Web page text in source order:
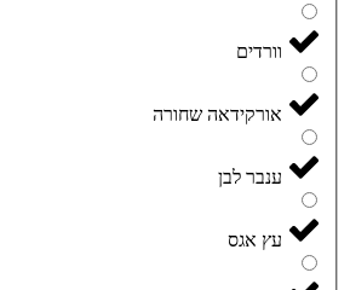
וורדים
אורקידאה שחורה
ענבר לבן
עץ אגס